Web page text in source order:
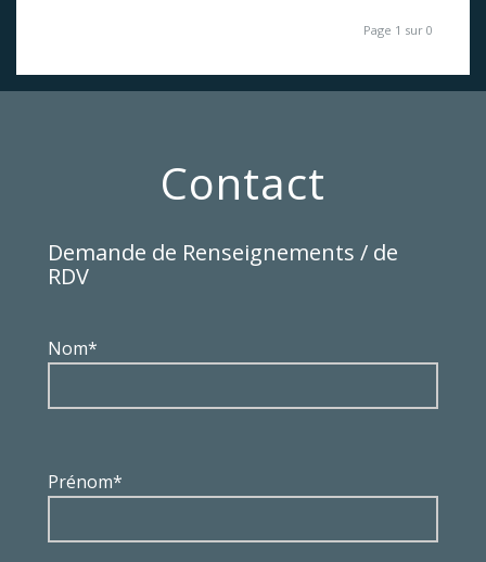
Page 1 sur 0
Contact
Demande de Renseignements / de
RDV
Nom*
Prénom*